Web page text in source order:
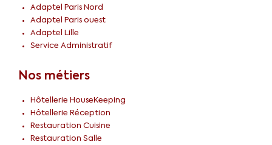
Adaptel Paris Nord
Adaptel Paris ouest
Adaptel Lille
Service Administratif
Nos métiers
Hôtellerie HouseKeeping
Hôtellerie Réception
Restauration Cuisine
Restauration Salle